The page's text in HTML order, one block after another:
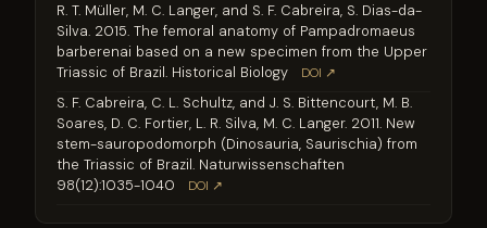
R. T. Müller, M. C. Langer, and S. F. Cabreira, S. Dias-da-
Silva. 2015. The femoral anatomy of Pampadromaeus
barberenai based on a new specimen from the Upper
Triassic of Brazil. Historical Biology
DOI ↗
S. F. Cabreira, C. L. Schultz, and J. S. Bittencourt, M. B.
Soares, D. C. Fortier, L. R. Silva, M. C. Langer. 2011. New
stem-sauropodomorph (Dinosauria, Saurischia) from
the Triassic of Brazil. Naturwissenschaften
98(12):1035-1040
DOI ↗